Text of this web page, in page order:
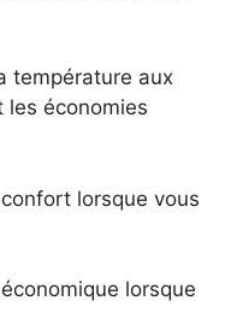
température aux
les économies
lorsque vous
lorsque